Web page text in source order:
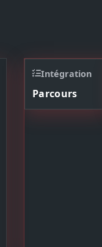
Intégration
Parcours